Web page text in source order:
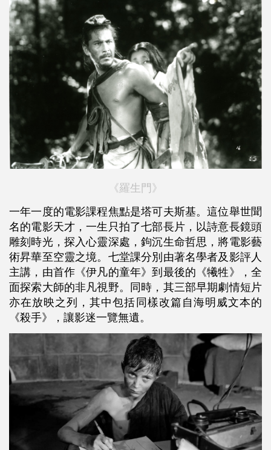
《羅生門》
一年一度的電影課程焦點是塔可夫斯基。這位舉世聞
名的電影天才，一生只拍了七部長片，以詩意長鏡頭
雕刻時光，探入心靈深處，鉤沉生命哲思，將電影藝
術昇華至空靈之境。七堂課分別由著名學者及影評人
主講，由首作《伊凡的童年》到最後的《犧牲》，全
面探索大師的非凡視野。同時，其三部早期劇情短片
亦在放映之列，其中包括同樣改篇自海明威文本的
《殺手》，讓影迷一覽無遺。